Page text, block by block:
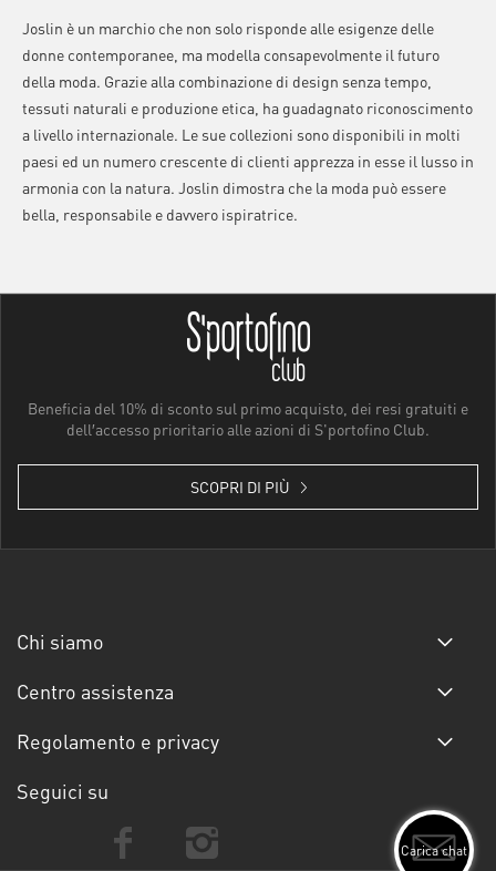
Joslin è un marchio che non solo risponde alle esigenze delle
donne contemporanee, ma modella consapevolmente il futuro
della moda. Grazie alla combinazione di design senza tempo,
tessuti naturali e produzione etica, ha guadagnato riconoscimento
a livello internazionale. Le sue collezioni sono disponibili in molti
paesi ed un numero crescente di clienti apprezza in esse il lusso in
armonia con la natura. Joslin dimostra che la moda può essere
bella, responsabile e davvero ispiratrice.
Beneficia del 10% di sconto sul primo acquisto, dei resi gratuiti e
dell′accesso prioritario alle azioni di S'portofino Club.
SCOPRI DI PIÙ
Chi siamo
Centro assistenza
Regolamento e privacy
Seguici su
Carica chat